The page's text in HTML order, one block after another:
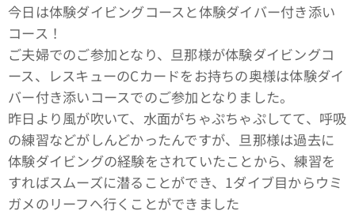
今日は体験ダイビングコースと体験ダイバー付き添い
コース！
ご夫婦でのご参加となり、旦那様が体験ダイビングコ
ース、レスキューのCカードをお持ちの奥様は体験ダイ
バー付き添いコースでのご参加となりました。
昨日より風が吹いて、水面がちゃぷちゃぷしてて、呼吸
の練習などがしんどかったんですが、旦那様は過去に
体験ダイビングの経験をされていたことから、練習を
すればスムーズに潜ることができ、1ダイブ目からウミ
ガメのリーフへ行くことができました🐢